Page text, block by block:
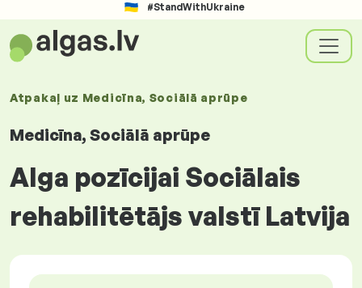
#StandWithUkraine
Atpakaļ uz Medicīna, Sociālā aprūpe
Medicīna, Sociālā aprūpe
Alga pozīcijai Sociālais
rehabilitētājs valstī Latvija